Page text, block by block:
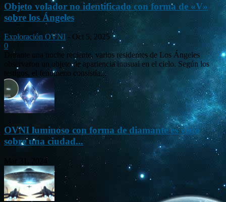
Objeto volador no identificado con forma de «V»
sobre los Ángeles
Exploración OVNI - Oct 5, 2025
0
Durante una noche reciente, varios residentes de Los Ángeles
observaron un objeto de apariencia inusual en el cielo. Según los
testigos, el fenómeno consistía...
OVNI luminoso con forma de diamante es visto
sobre una ciudad...
Mar 31, 2024